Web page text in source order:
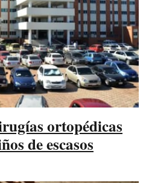
ortopédicas
de escasos